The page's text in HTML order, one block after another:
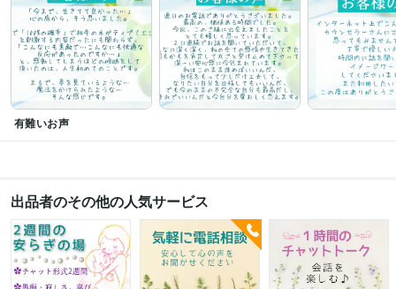
有難いお声
出品者のその他の人気サービス